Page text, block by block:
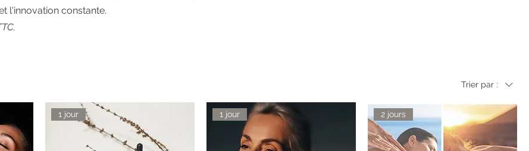
l'innovation constante.
Trier par :
1 jour 1 jour 2 jours